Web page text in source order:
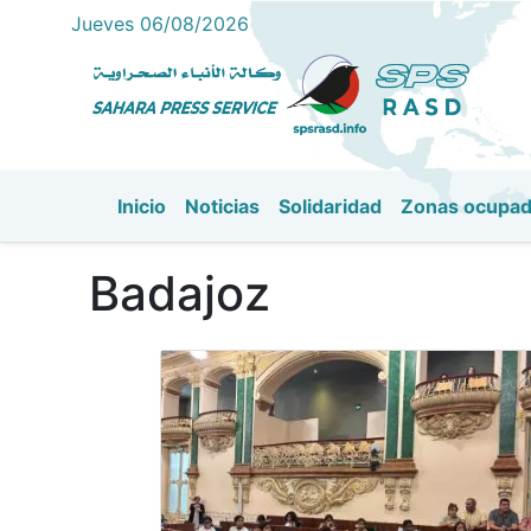
Jueves 06/08/2026
Inicio Noticias Solidaridad Zonas
Badajoz